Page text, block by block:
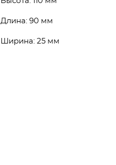
Длина: 90 мм
Ширина: 25 мм